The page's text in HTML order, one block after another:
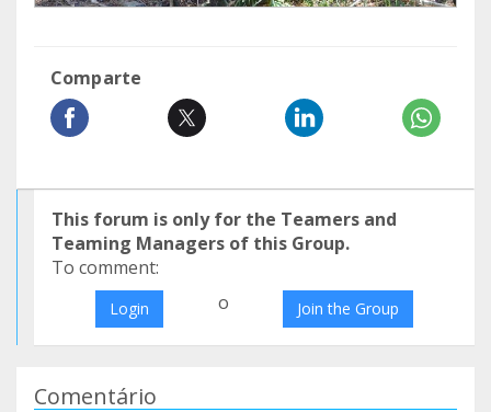
Comparte
This forum is only for the Teamers and
Teaming Managers of this Group.
To comment:
Login o Join the Group
Comentário